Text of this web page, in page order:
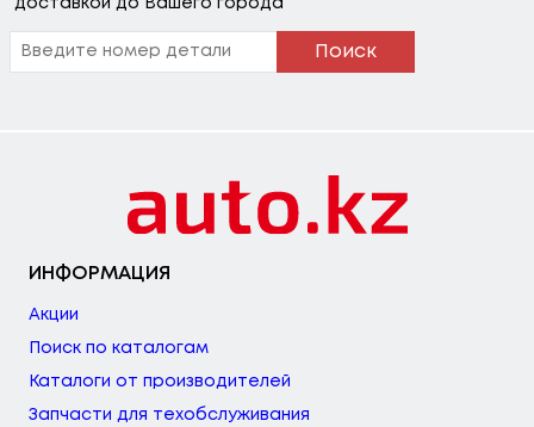
доставкой до Вашего города
Поиск
ИНФОРМАЦИЯ
Акции
Поиск по каталогам
Каталоги от производителей
Запчасти для техобслуживания